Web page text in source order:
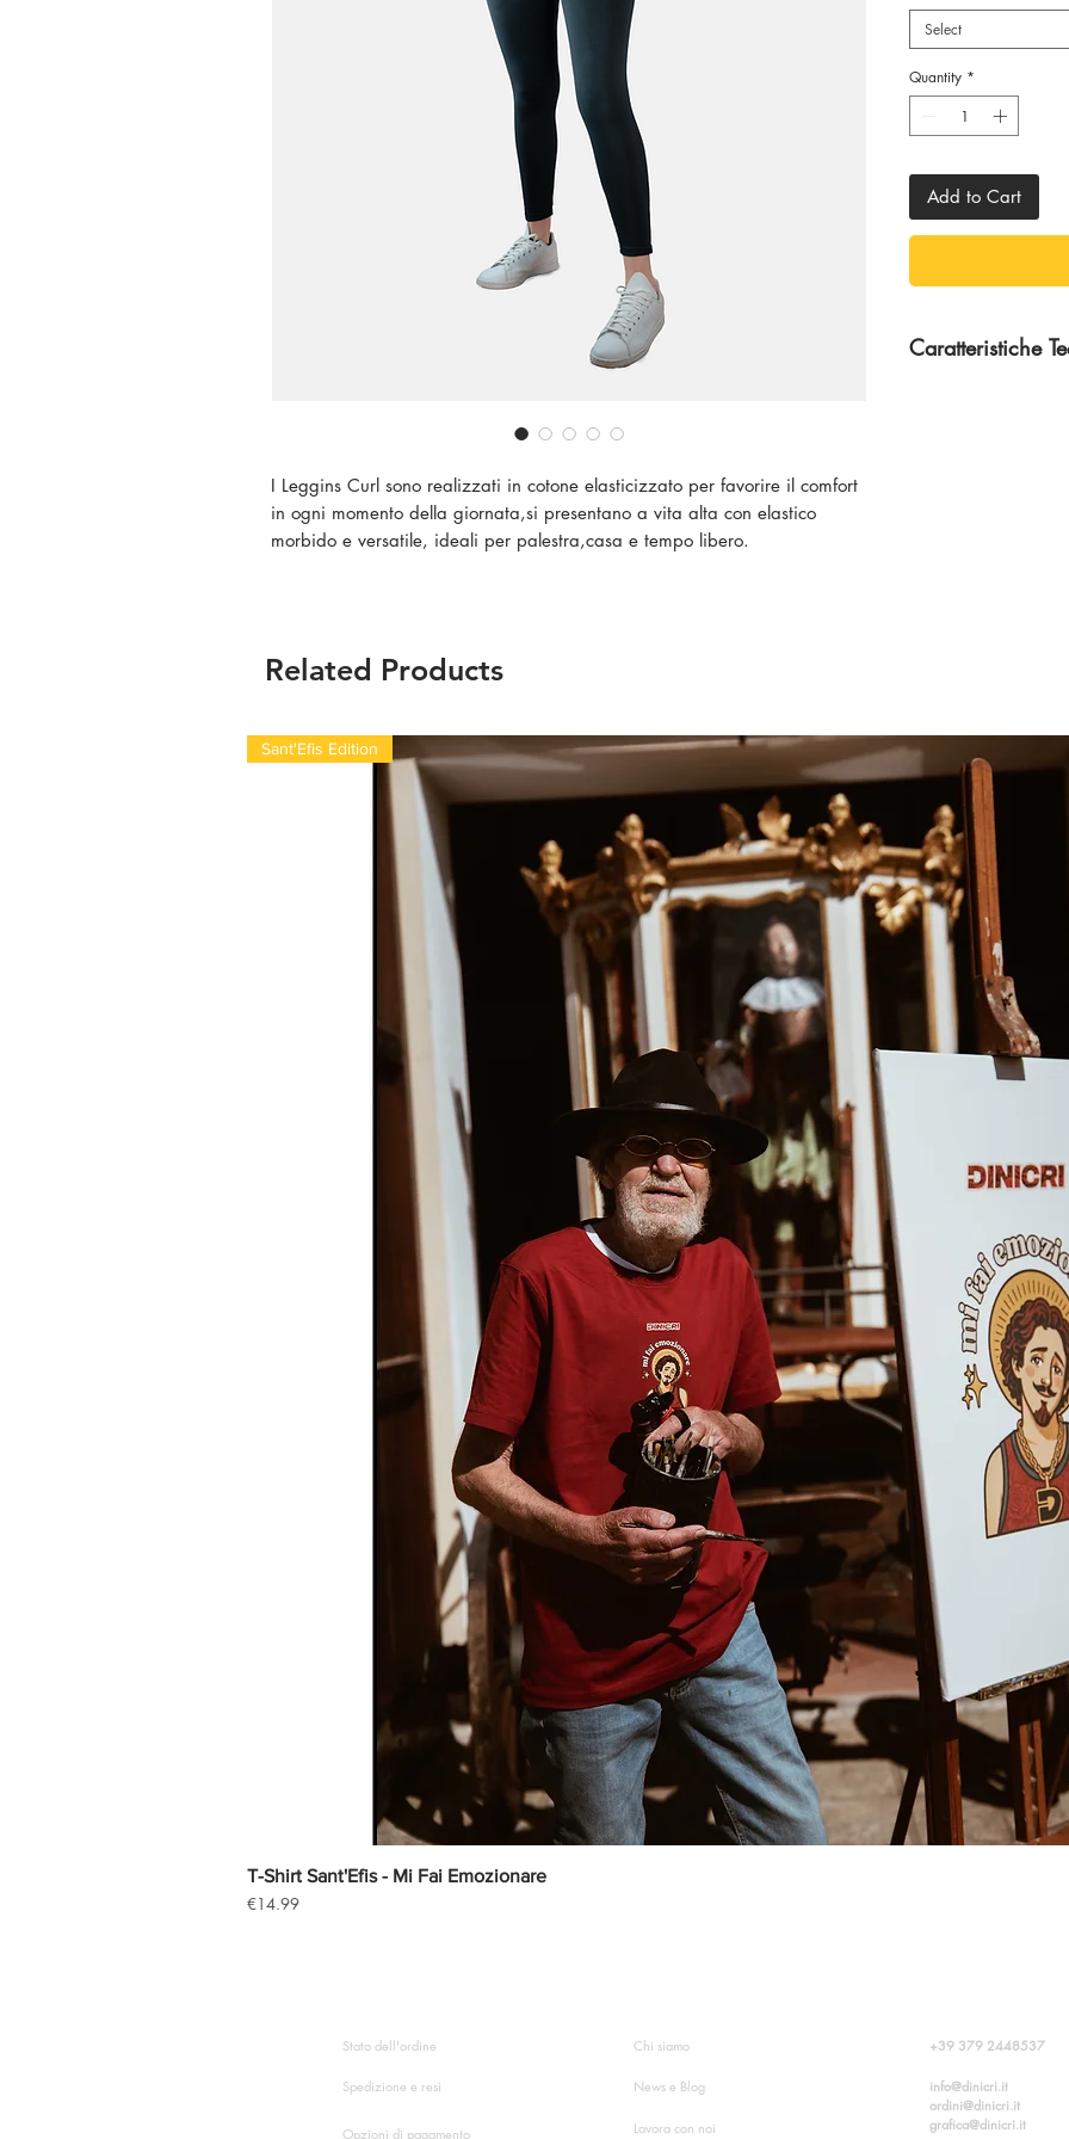
I Leggins Curl sono realizzati in cotone elasticizzato per favorire il comfort
in ogni momento della giornata,si presentano a vita alta con elastico
morbido e versatile, ideali per palestra,casa e tempo libero.
Select
Quantity *
Add to Cart
Caratteristiche
Related Products
Sant'Efis Edition
T-Shirt Sant'Efis - Mi Fai Emozionare
Price
€14.99
Stato dell'ordine
Spedizione e resi
Opzioni di pagamento
Chi siamo
News e Blog
Lavora con noi
+39 379 2448537
info@dinicri.it
ordini@dinicri.it
grafica@dinicri.it